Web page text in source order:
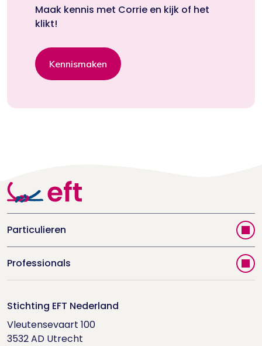
Maak kennis met Corrie en kijk of het
klikt!
Kennismaken
Particulieren
Vind jouw therapeut
Videoportal
Doe de relatietest
Houd me Vast-bijeenkomsten
Professionals
Trainingen
Supervisorenlijst
Stichting EFT Nederland
Vleutensevaart 100
3532 AD Utrecht